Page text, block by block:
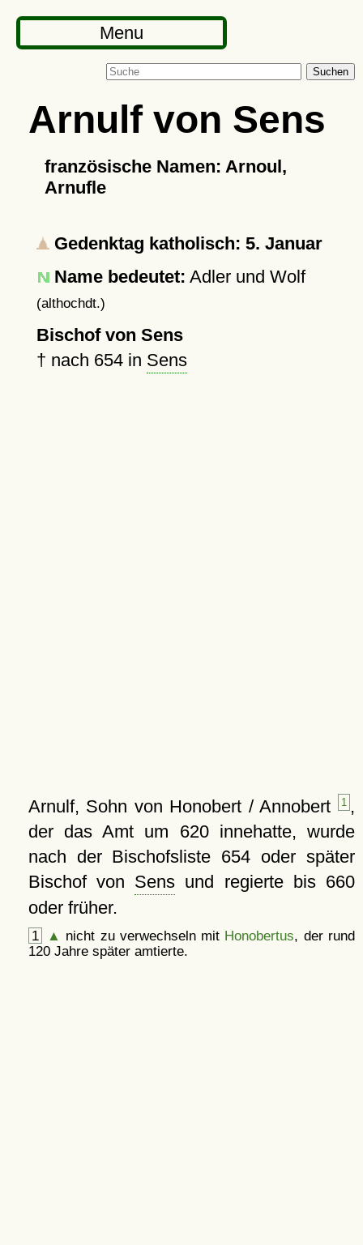
Menu
Suchen
Arnulf von Sens
französische Namen: Arnoul,
Arnufle
Gedenktag katholisch: 5. Januar
Name bedeutet: Adler und Wolf
(althochdt.)
Bischof von Sens
† nach 654in Sens
Arnulf, Sohn von Honobert / Annobert 1 ,
der das Amt um 620 innehatte, wurde
nach der Bischofsliste 654 oder später
Bischof von Sens und regierte bis 660
oder früher.
1 ▲ nicht zu verwechseln mit Honobertus, der rund
120 Jahre später amtierte.